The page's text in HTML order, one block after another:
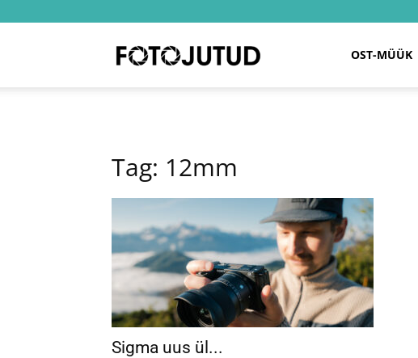
OST-MÜÜK
Tag: 12mm
Sigma uus ül...